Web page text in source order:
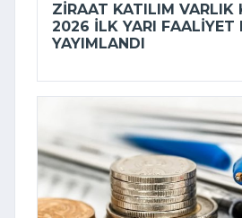
ZIRAAT KATILIM VARLIK
2026 ILK YARI FAALIYET
YAYIMLANDI